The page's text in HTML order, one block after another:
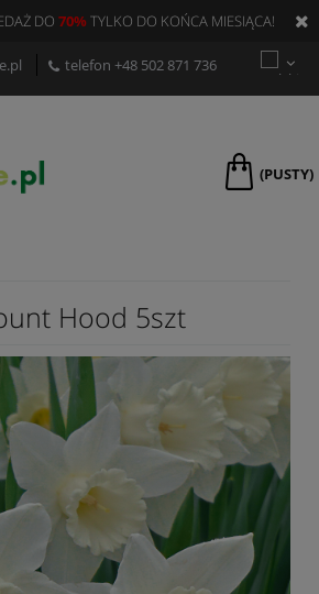
DO 70%TYLKO DO KOŃCA MIESIĄCA!
telefon +48 502 871 736
(PUSTY)
Hood 5szt